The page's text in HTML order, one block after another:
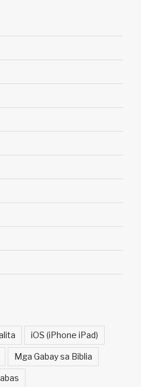
iOS (iPhone iPad)
Mga Gabay sa Biblia